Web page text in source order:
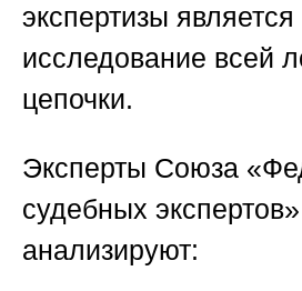
экспертизы является
исследование всей
цепочки.
Эксперты Союза
судебных экспертов»
анализируют: